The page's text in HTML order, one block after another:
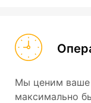
Мы ценим ваше
максимально